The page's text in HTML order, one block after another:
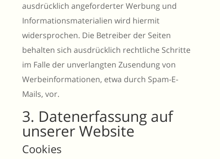
ausdrücklich angeforderter Werbung und
Informationsmaterialien wird hiermit
widersprochen. Die Betreiber der Seiten
behalten sich ausdrücklich rechtliche Schritte
im Falle der unverlangten Zusendung von
Werbeinformationen, etwa durch Spam-E-
Mails, vor.
3. Datenerfassung auf
unserer Website
Cookies